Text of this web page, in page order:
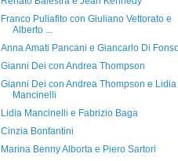
Franco Puliafito con Giuliano Vettorato e
Alberto ...
Anna Amati Pancani e Giancarlo Di
Gianni Dei con Andrea Thompson
Gianni Dei con Andrea Thompson e Lidia
Mancinelli
Lidia Mancinelli e Fabrizio Baga
Cinzia Bonfantini
Marina Benny Alborta e Piero Sartori